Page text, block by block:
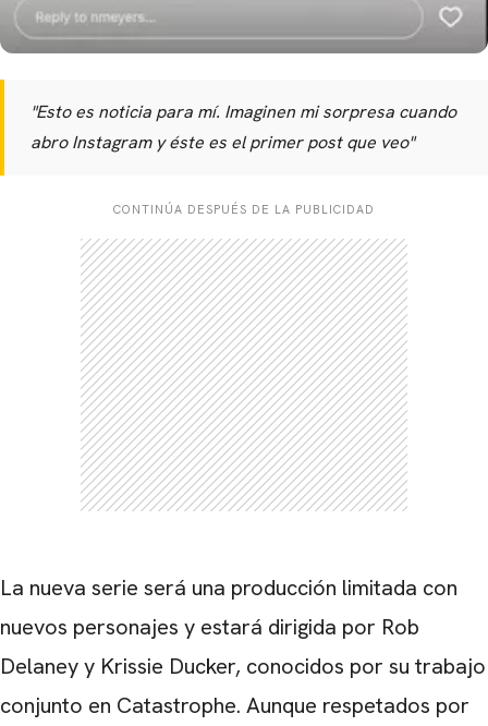
"Esto es noticia para mí. Imaginen mi sorpresa cuando
abro Instagram y éste es el primer post que veo"
CONTINÚA DESPUÉS DE LA PUBLICIDAD
La nueva serie será una producción limitada con
nuevos personajes y estará dirigida por Rob
Delaney y Krissie Ducker, conocidos por su trabajo
conjunto en Catastrophe. Aunque respetados por